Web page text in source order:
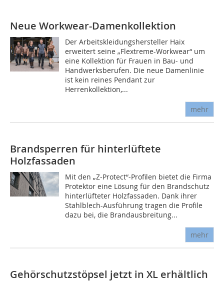
Neue Workwear-Damenkollektion
Der Arbeitskleidungshersteller Haix
erweitert seine „Flextreme-Workwear“ um
eine Kollektion für Frauen in Bau- und
Handwerksberufen. Die neue Damenlinie
ist kein reines Pendant zur
Herrenkollektion,...
mehr
Brandsperren für hinterlüftete
Holzfassaden
Mit den „Z-Protect“-Profilen bietet die Firma
Protektor eine Lösung für den Brandschutz
hinterlüfteter Holzfassaden. Dank ihrer
Stahlblech-Ausführung tragen die Profile
dazu bei, die Brandaus­breitung...
mehr
Gehörschutzstöpsel jetzt in XL erhältlich